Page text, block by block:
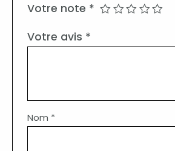
Votre note *
Votre avis *
Nom *